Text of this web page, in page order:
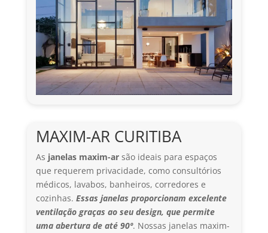
MAXIM-AR CURITIBA
As janelas maxim-arsão ideais para espaços
que requerem privacidade, como consultórios
médicos, lavabos, banheiros, corredores e
cozinhas. Essas janelas proporcionam excelente
ventilação graças ao seu design, que permite
uma abertura de até 90º. Nossas janelas maxim-